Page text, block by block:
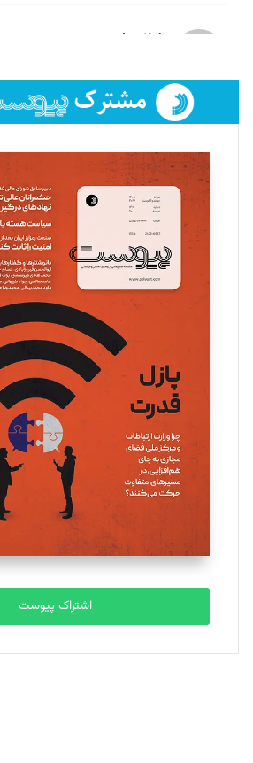
لیلا حنارود
فائزه فتحی رستمی
تحریریه
سروش کرمیان
تحریریه
مینا پاکدل
یسنا امان‌پور
تحریریه
ملینا جعفری
تحریریه
مصطفی مسجدی آرانی
تحریریه
بابک نقاش
تحریریه
اشتراک پیوست